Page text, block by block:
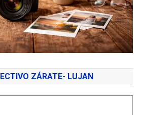
ZÁRATE- LUJAN